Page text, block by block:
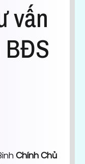
vấn
BĐS
Chính Chủ